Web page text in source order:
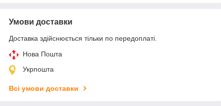
Умови доставки
Доставка здійснюється тільки по передоплаті.
Нова Пошта
Укрпошта
Всі умови доставки